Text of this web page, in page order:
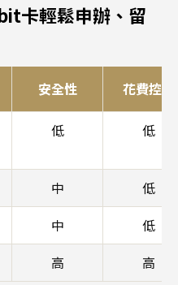
卡輕鬆申辦、留
安全性 花費控管
低 低
中
低
中
低
高 高